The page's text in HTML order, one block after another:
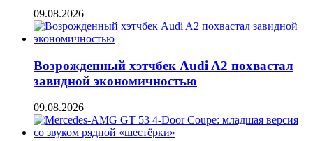
09.08.2026
Возрожденный хэтчбек Audi A2 похвастал
завидной экономичностью
09.08.2026